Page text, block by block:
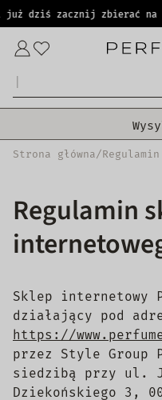
PRZEJDŹ
DO
TREŚCI
już dziś zacznij zbierać na
Zaloguj
Darmowa
Strona główna/
Regulamin
Sklep internetowy
działający pod
https://
przez Style Group
siedzibą przy ul.
Dziekońskiego 3,